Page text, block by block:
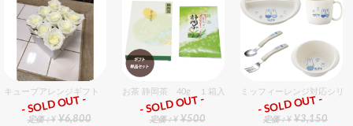
キューブアレンジギフト ホワイト
ギフト
定価：¥ ¥6,800
- SOLD OUT -
お茶 静岡茶 40g １箱入セット
ギフト
定価：¥ ¥500
- SOLD OUT -
ミッフィーレンジ対応シリ
ギフト
定価：¥ ¥3,150
- SOLD OUT -